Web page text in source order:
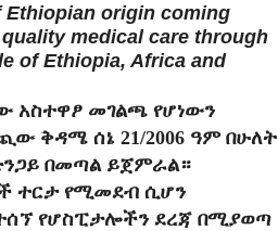
Ethiopian origin coming
medical care through
of Ethiopia, Africa and
አስተዋፆ መገልጫ የሆነውን
ቅዳሜ ሰኔ 21/2006 ዓም በሁለት
በመጣል ይጀምራል።
ተርታ የሚመደብ ሲሆን
የሆስፒታሎችን ደረጃ በሚያወጣ